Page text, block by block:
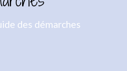
des démarches